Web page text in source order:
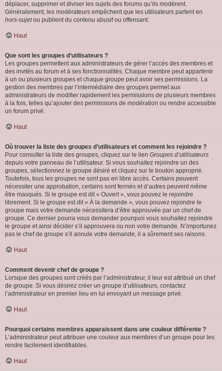
déplacer, supprimer et diviser les sujets des forums qu’ils modèrent.
Généralement, les modérateurs empêchent que les utilisateurs partent en
hors-sujetou publient du contenu abusif ou offensant.
Haut
Que sont les groupes d’utilisateurs ?
Les groupes permettent aux administrateurs de gérer l’accès des membres et
des invités au forum et à ses fonctionnalités. Chaque membre peut appartenir
à un ou plusieurs groupes et chaque groupe peut avoir ses permissions. La
gestion des membres par l’intermédiaire des groupes permet aux
administrateurs de modifier rapidement les permissions de plusieurs membres
à la fois, telles qu’ajouter des permissions de modération ou rendre accessible
un forum privé.
Haut
Où trouver la liste des groupes d’utilisateurs et comment les rejoindre ?
Pour consulter la liste des groupes, cliquez sur le lien Groupes d’utilisateurs
depuis votre panneau de l’utilisateur. Si vous souhaitez rejoindre un des
groupes, sélectionnez le groupe désiré et cliquez sur le bouton approprié.
Toutefois, tous les groupes ne sont pas en libre accès. Certains peuvent
nécessiter une approbation, certains sont fermés et d’autres peuvent même
être masqués. Si le groupe est dit « Ouvert », vous pouvez le rejoindre
librement. Si le groupe est dit « À la demande », vous pouvez rejoindre le
groupe mais votre demande nécessitera d’être approuvée par un chef de
groupe. Ce dernier pourra vous demander pourquoi vous souhaitez rejoindre
le groupe et ainsi décider s’il approuvera ou non votre demande. N’importunez
pas le chef de groupe s’il annule votre demande, il a sûrement ses raisons.
Haut
Comment devenir chef de groupe ?
Lorsque des groupes sont créés par l’administrateur, il leur est attribué un chef
de groupe. Si vous désirez créer un groupe d’utilisateurs, contactez
l’administrateur en premier lieu en lui envoyant un message privé.
Haut
Pourquoi certains membres apparaissent dans une couleur différente ?
L’administrateur peut attribuer une couleur aux membres d’un groupe pour les
rendre facilement identifiables.
Haut